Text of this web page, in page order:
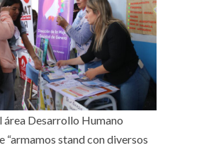
área Desarrollo Humano
“armamos stand con diversos